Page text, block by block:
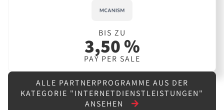
BIS ZU
3,50 %
PAY PER SALE
ALLE PARTNERPROGRAMME AUS DER
KATEGORIE "INTERNETDIENSTLEISTUNGEN"
ANSEHEN